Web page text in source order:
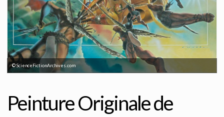
© ScienceFictionArchives.com
Peinture Originale de